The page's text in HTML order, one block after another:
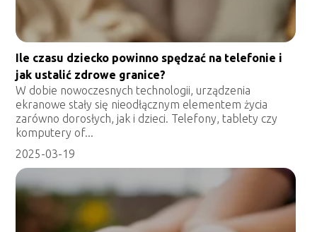
Ile czasu dziecko powinno spędzać na telefonie i
jak ustalić zdrowe granice?
W dobie nowoczesnych technologii, urządzenia
ekranowe stały się nieodłącznym elementem życia
zarówno dorosłych, jak i dzieci. Telefony, tablety czy
komputery of...
2025-03-19